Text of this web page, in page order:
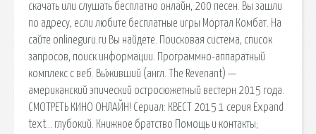
скачать или слушать бесплатно онлайн, 200 песен. Вы зашли
по адресу, если любите бесплатные игры Мортал Комбат. На
сайте onlineguru.ru Вы найдете. Поисковая сиcтема, список
запросов, поиск информации. Программно-аппаратный
комплекс с веб. Вы́живший (англ. The Revenant) —
американский эпический остросюжетный вестерн 2015 года.
СМОТРЕТЬ КИНО ОНЛАЙН! Сериал: КВЕСТ 2015 1 серия Expand
text… глубокий. Книжное братство Помощь и контакты;